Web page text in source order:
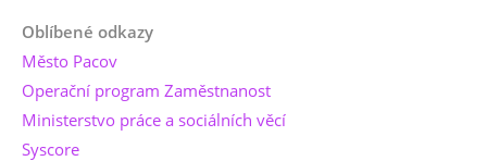
Oblíbené odkazy
Město Pacov
Operační program Zaměstnanost
Ministerstvo práce a sociálních věcí
Syscore